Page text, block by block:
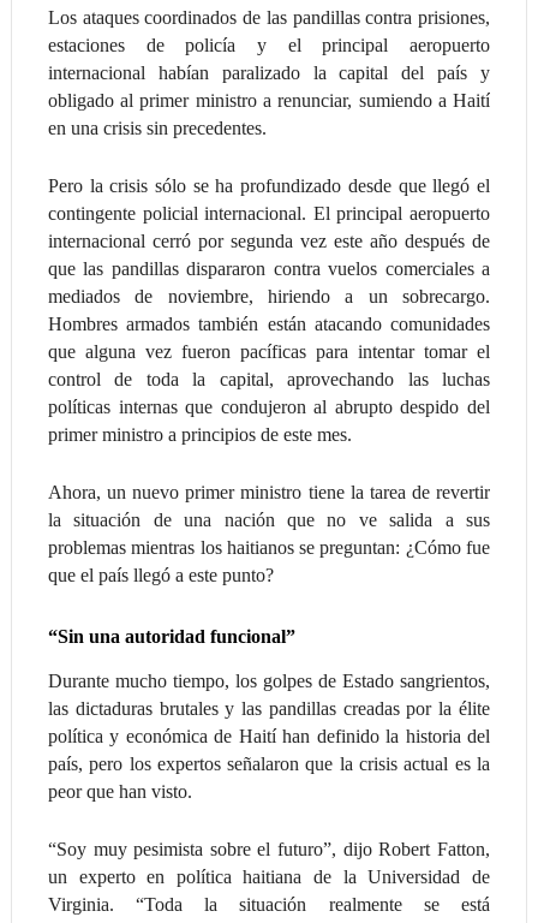
Los ataques coordinados de las pandillas contra prisiones,
estaciones de policía y el principal aeropuerto
internacional habían paralizado la capital del país y
obligado al primer ministro a renunciar, sumiendo a Haití
en una crisis sin precedentes.
Pero la crisis sólo se ha profundizado desde que llegó el
contingente policial internacional. El principal aeropuerto
internacional cerró por segunda vez este año después de
que las pandillas dispararon contra vuelos comerciales a
mediados de noviembre, hiriendo a un sobrecargo.
Hombres armados también están atacando comunidades
que alguna vez fueron pacíficas para intentar tomar el
control de toda la capital, aprovechando las luchas
políticas internas que condujeron al abrupto despido del
primer ministro a principios de este mes.
Ahora, un nuevo primer ministro tiene la tarea de revertir
la situación de una nación que no ve salida a sus
problemas mientras los haitianos se preguntan: ¿Cómo fue
que el país llegó a este punto?
“Sin una autoridad funcional”
Durante mucho tiempo, los golpes de Estado sangrientos,
las dictaduras brutales y las pandillas creadas por la élite
política y económica de Haití han definido la historia del
país, pero los expertos señalaron que la crisis actual es la
peor que han visto.
“Soy muy pesimista sobre el futuro”, dijo Robert Fatton,
un experto en política haitiana de la Universidad de
Virginia. “Toda la situación realmente se está